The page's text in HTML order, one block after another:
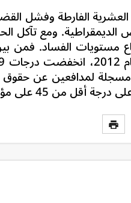
الفارطة وفشل
ومع تآكل
مستويات الفساد.
مؤشر مدركات الفساد.